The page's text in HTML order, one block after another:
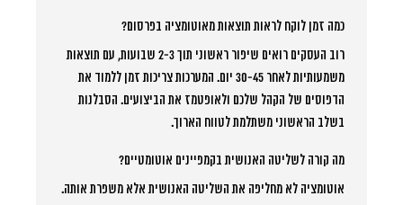
כמה זמן לוקח לראות תוצאות מאוטומציה בפרסום?
רוב העסקים רואים שיפור ראשוני תוך 2-3 שבועות, עם תוצאות
משמעותיות לאחר 30-45 יום. המערכות צריכות זמן ללמוד את
הדפוסים של הקהל שלכם ולאופטמז את הביצועים. הסבלנות
בשלב הראשוני משתלמת לטווח הארוך.
מה קורה לשליטה האנושית בקמפיינים אוטומטיים?
אוטומציה לא מחליפה את השליטה האנושית אלא משפרת אותה.